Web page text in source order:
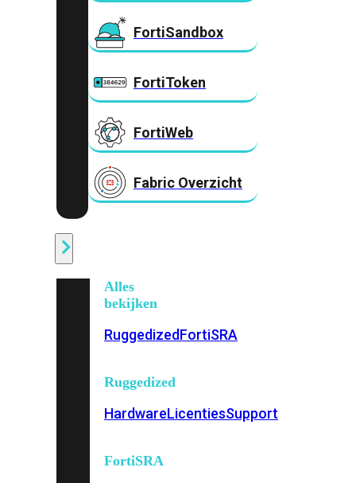
FortiSandbox
FortiToken
FortiWeb
Fabric Overzicht
Alles
bekijken
RuggedizedFortiSRA
Ruggedized
HardwareLicentiesSupport
FortiSRA